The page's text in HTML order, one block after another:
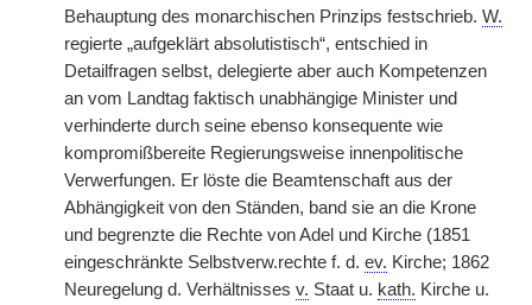
Behauptung des monarchischen Prinzips festschrieb. W.
regierte „aufgeklärt absolutistisch“, entschied in
Detailfragen selbst, delegierte aber auch Kompetenzen
an vom Landtag faktisch unabhängige Minister und
verhinderte durch seine ebenso konsequente wie
kompromißbereite Regierungsweise innenpolitische
Verwerfungen. Er löste die Beamtenschaft aus der
Abhängigkeit von den Ständen, band sie an die Krone
und begrenzte die Rechte von Adel und Kirche (1851
eingeschränkte Selbstverw.rechte f. d. ev. Kirche; 1862
Neuregelung d. Verhältnisses v. Staat u. kath. Kirche u.